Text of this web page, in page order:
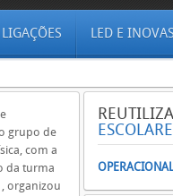
LIGAÇÕES LED E
grupo de
com a
da turma
organizou